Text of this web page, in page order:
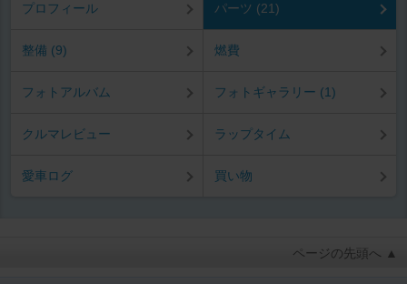
プロフィール パーツ (21)
整備 (9) 燃費
フォトアルバム フォトギャラリー (1)
クルマレビュー ラップタイム
愛車ログ 買い物
ページの先頭へ ▲